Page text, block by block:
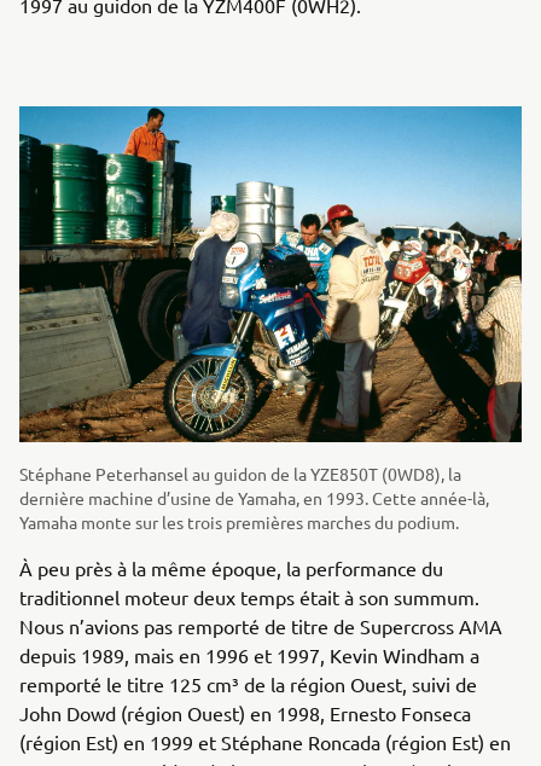
1997 au guidon de la YZM400F (0WH2).
Stéphane Peterhansel au guidon de la YZE850T (0WD8), la
dernière machine d’usine de Yamaha, en 1993. Cette année-là,
Yamaha monte sur les trois premières marches du podium.
À peu près à la même époque, la performance du
traditionnel moteur deux temps était à son summum.
Nous n’avions pas remporté de titre de Supercross AMA
depuis 1989, mais en 1996 et 1997, Kevin Windham a
remporté le titre 125 cm³ de la région Ouest, suivi de
John Dowd (région Ouest) en 1998, Ernesto Fonseca
(région Est) en 1999 et Stéphane Roncada (région Est) en